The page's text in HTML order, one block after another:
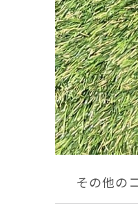
その他の